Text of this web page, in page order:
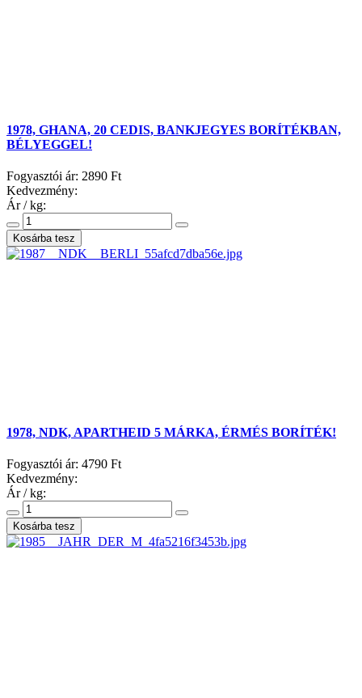
1978, GHANA, 20 CEDIS, BANKJEGYES BORÍTÉKBAN,
BÉLYEGGEL!
Fogyasztói ár: 2890 Ft
Kedvezmény:
Ár / kg:
1978, NDK, APARTHEID 5 MÁRKA, ÉRMÉS BORÍTÉK!
Fogyasztói ár: 4790 Ft
Kedvezmény:
Ár / kg: